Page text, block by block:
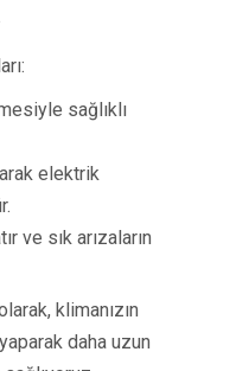
sağlıklı
elektrik
ve sık arızaların
klimanızın
daha uzun